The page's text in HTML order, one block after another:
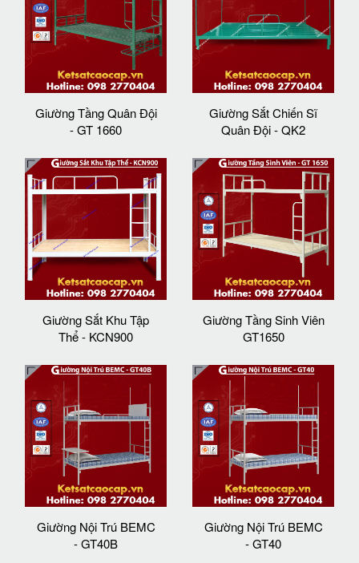
Giường Tầng Quân Đội
- GT 1660
Giường Sắt Chiến Sĩ
Quân Đội - QK2
Giường Sắt Khu Tập
Thể - KCN900
Giường Tầng Sinh Viên
GT1650
Giường Nội Trú BEMC
- GT40B
Giường Nội Trú BEMC
- GT40